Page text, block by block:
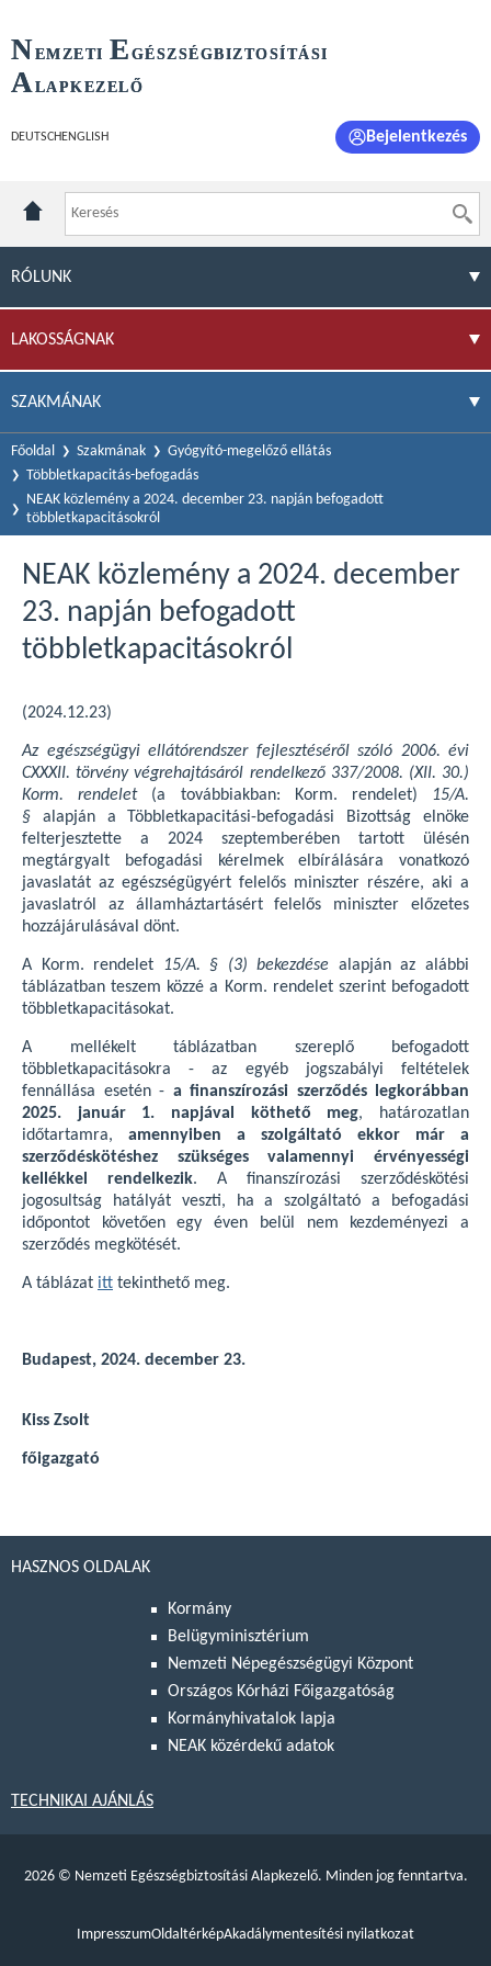
NEMZETI E GÉSZSÉGBIZTOSÍTÁSI
ALAPKEZELŐ
DEUTSCH ENGLISH Bejelentkezés
RÓLUNK
LAKOSSÁGNAK
SZAKMÁNAK
Főoldal Szakmának
Gyógyító-megelőző ellátás
Többletkapacitás-befogadás
NEAK közlemény a 2024. december 23. napján befogadott
többletkapacitásokról
NEAK közlemény a 2024. december
23. napján befogadott
többletkapacitásokról
(2024.12.23)
Az egészségügyi ellátórendszer fejlesztéséről szóló 2006. évi
CXXXII. törvény végrehajtásáról rendelkező 337/2008. (XII. 30.)
Korm. rendelet (a továbbiakban: Korm. rendelet) 15/A.
§ alapján a Többletkapacitási-befogadási Bizottság elnöke
felterjesztette a 2024 szeptemberében tartott ülésén
megtárgyalt befogadási kérelmek elbírálására vonatkozó
javaslatát az egészségügyért felelős miniszter részére, aki a
javaslatról az államháztartásért felelős miniszter előzetes
hozzájárulásával dönt.
A Korm. rendelet 15/A. § (3) bekezdése alapján az alábbi
táblázatban teszem közzé a Korm. rendelet szerint befogadott
többletkapacitásokat.
A mellékelt táblázatban szereplő befogadott
többletkapacitásokra - az egyéb jogszabályi feltételek
fennállása esetén - a finanszírozási szerződés legkorábban
2025. január 1. napjával köthető meg, határozatlan
időtartamra, amennyiben a szolgáltató ekkor már a
szerződéskötéshez szükséges valamennyi érvényességi
kellékkel rendelkezik. A finanszírozási szerződéskötési
jogosultság hatályát veszti, ha a szolgáltató a befogadási
időpontot követően egy éven belül nem kezdeményezi a
szerződés megkötését.
A táblázat itt tekinthető meg.
Budapest, 2024. december 23.
Kiss Zsolt
főigazgató
HASZNOS OLDALAK
Kormány
Belügyminisztérium
Nemzeti Népegészségügyi Központ
Országos Kórházi Főigazgatóság
Kormányhivatalok lapja
NEAK közérdekű adatok
TECHNIKAI AJÁNLÁS
2026 © Nemzeti Egészségbiztosítási Alapkezelő. Minden jog fenntartva.
ImpresszumOldaltérképAkadálymentesítési nyilatkozat